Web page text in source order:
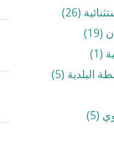
(26)
(1)
البلدية (5)
(5)